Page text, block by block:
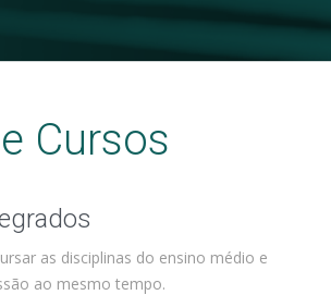
Cursos
as disciplinas do ensino médio e
ao mesmo tempo.